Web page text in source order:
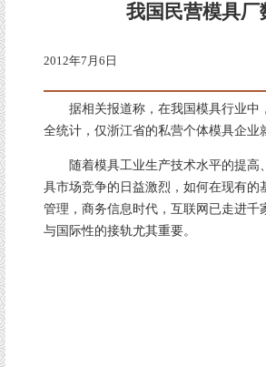
我国民营模具厂
2012年7月6日
据相关报道称，在我国模具行业中
全统计，仅浙江省的私营个体模具企业
随着模具工业生产技术水平的提高
具市场竞争的日益激烈，如何在现有
管理，商务信息时代，互联网已走进
与国际性的接轨尤其重要。